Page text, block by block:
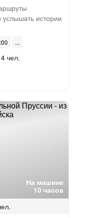
услышать истории
чел.
На машине
10 часов